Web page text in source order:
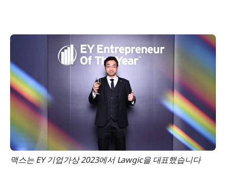
맥스는 EY 기업가상 2023에서 Lawgic을 대표했습니다